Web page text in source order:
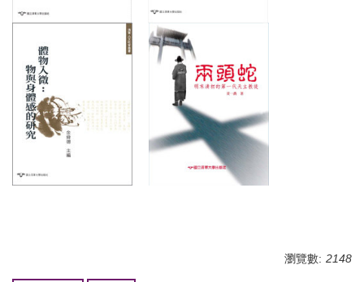
瀏覽數: 2148